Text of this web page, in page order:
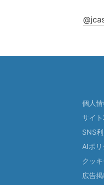
個人
サイ
SNS
AIポリ
クッ
広告